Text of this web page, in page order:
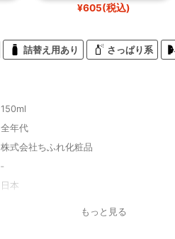
¥605(税込)
詰替え用あり さっぱり系
150ml
全年代
株式会社ちふれ化粧品
‐
日本
もっと見る